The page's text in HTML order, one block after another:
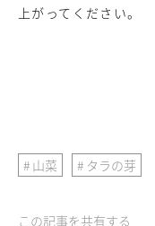
上がってください。
山菜 タラの芽
この記事を共有する